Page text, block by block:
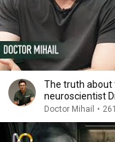
The truth about
neuroscientist
Doctor Mihail •